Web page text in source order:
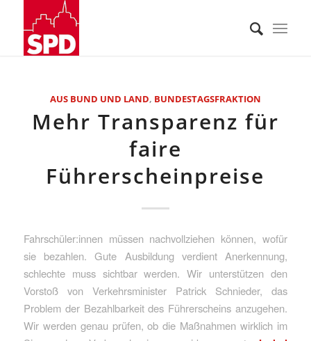
AUS BUND UND LAND, BUNDESTAGSFRAKTION
Mehr Transparenz für
faire
Führerscheinpreise
Fahrschüler:innen müssen nachvollziehen können, wofür
sie bezahlen. Gute Ausbildung verdient Anerkennung,
schlechte muss sichtbar werden. Wir unterstützen den
Vorstoß von Verkehrsminister Patrick Schnieder, das
Problem der Bezahlbarkeit des Führerscheins anzugehen.
Wir werden genau prüfen, ob die Maßnahmen wirklich im